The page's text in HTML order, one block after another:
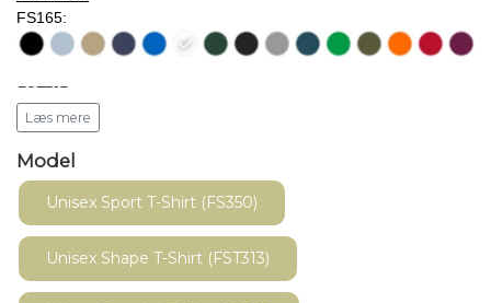
FS165:
FST313:
FS350:
Læs mere
Model
Unisex Sport T-Shirt (FS350)
Unisex Shape T-Shirt (FST313)